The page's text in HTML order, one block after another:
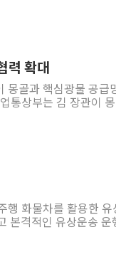
력 확대
골과 핵심광물 공급
통상부는 김 장관이
화물차를 활용한 유
본격적인 유상운송 운